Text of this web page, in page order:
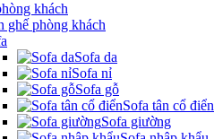
khách
ghế phòng khách
Sofa da
Sofa nỉ
Sofa gỗ
Sofa tân cổ điển
Sofa giường